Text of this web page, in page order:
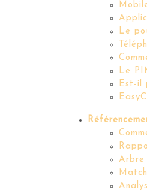
Le
Le
Est-il
Arbre